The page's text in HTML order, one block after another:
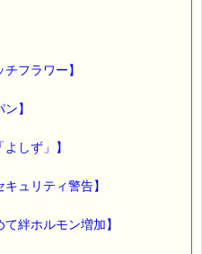
（ご注文、お問い合わせ、プ
バーはこちらです
フラワー】
】
しず」】
ュリティ警告】
絆ホルモン増加】